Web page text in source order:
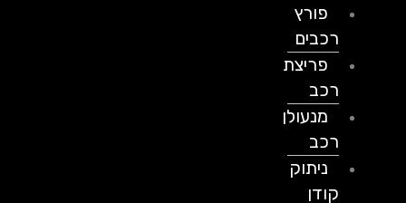
פורץ
רכבים
פריצת
מנעולן
ניתוק